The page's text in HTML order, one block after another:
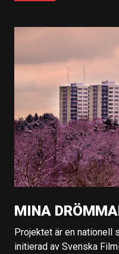
MINA
Projektet är en nationell
initierad av Svenska